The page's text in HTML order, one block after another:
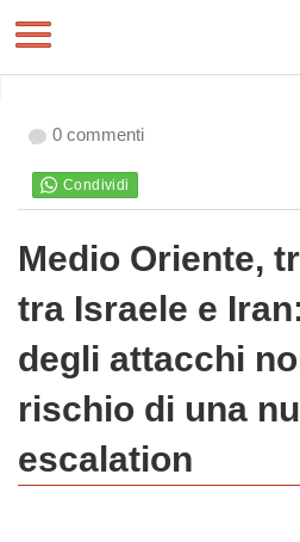
0 commenti
Medio Oriente,
tra Israele e
degli attacchi
rischio di una
escalation